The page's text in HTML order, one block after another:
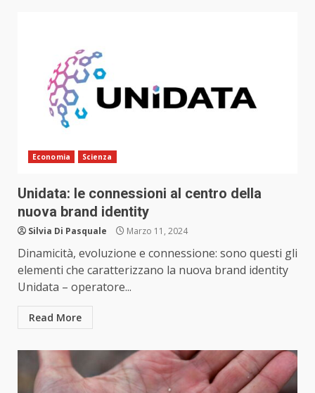
Economia Scienza
Unidata: le connessioni al centro della
nuova brand identity
Silvia Di Pasquale Marzo 11, 2024
Dinamicità, evoluzione e connessione: sono questi gli
elementi che caratterizzano la nuova brand identity
Unidata – operatore...
Read More